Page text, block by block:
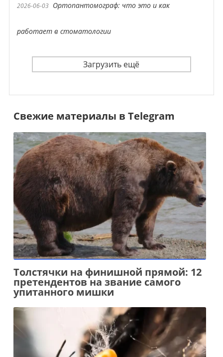
2026-06-03 Ортопантомограф: что это и как
работает в стоматологии
Загрузить ещё
Свежие материалы в Telegram
Толстячки на финишной прямой: 12
претендентов на звание самого
упитанного мишки